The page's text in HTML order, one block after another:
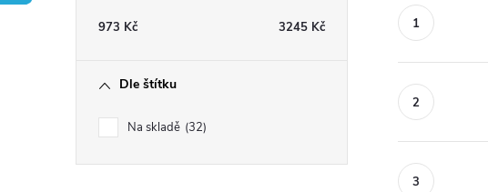
n
973 Kč 3245 Kč
Dle štítku
Na skladě 32